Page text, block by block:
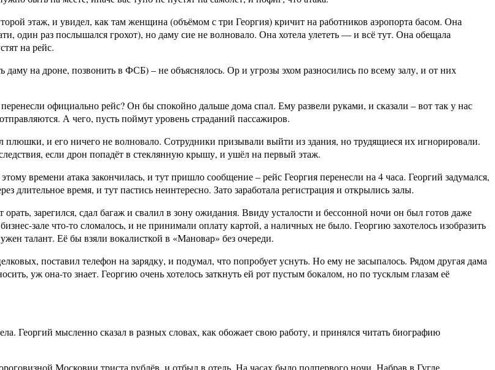
этаж, и увидел, как там женщина (объёмом с три Георгия) кричит на работников аэропорта басом. Она
один раз послышался грохот), но даму сие не волновало. Она хотела улететь — и всё тут. Она обещала
на рейс.
даму на дроне, позвонить в ФСБ) – не объяснялось. Ор и угрозы эхом разносились по всему залу, и от них
официально рейс? Он бы спокойно дальше дома спал. Ему развели руками, и сказали – вот так у нас
А чего, пусть поймут уровень страданий пассажиров.
и его ничего не волновало. Сотрудники призывали выйти из здания, но трудящиеся их игнорировали.
если дрон попадёт в стеклянную крышу, и ушёл на первый этаж.
времени атака закончилась, и тут пришло сообщение – рейс Георгия перенесли на 4 часа. Георгий задумался,
время, и тут пастись неинтересно. Зато заработала регистрация и открылись залы.
зарегился, сдал багаж и свалил в зону ожидания. Ввиду усталости и бессонной ночи он был готов даже
зале что-то сломалось, и не принимали оплату картой, а наличных не было. Георгию захотелось изобразить
талант. Её бы взяли вокалисткой в «Мановар» без очереди.
поставил телефон на зарядку, и подумал, что попробует уснуть. Но ему не засыпалось. Рядом другая дама
уж она-то знает. Георгию очень хотелось заткнуть ей рот пустым бокалом, но по тусклым глазам её
Георгий мысленно сказал в разных словах, как обожает свою работу, и принялся читать биографию